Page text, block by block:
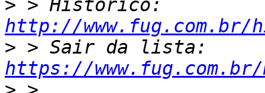
>
http://
>
https://